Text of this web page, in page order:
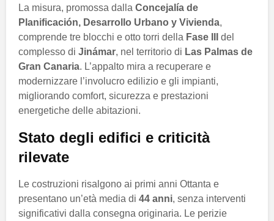
La misura, promossa dalla Concejalía de
Planificación, Desarrollo Urbano y Vivienda,
comprende tre blocchi e otto torri della Fase III
del
complesso di Jinámar, nel territorio di Las Palmas de
Gran Canaria. L’appalto mira a recuperare e
modernizzare l’involucro edilizio e gli impianti,
migliorando comfort, sicurezza e prestazioni
energetiche delle abitazioni.
Stato degli edifici e criticità
rilevate
Le costruzioni risalgono ai primi anni Ottanta e
presentano un’età media di 44 anni, senza interventi
significativi dalla consegna originaria. Le perizie